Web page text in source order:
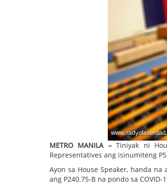
METRO MANILA –Tiniyak ni
Representatives ang isinumiteng
Ayon sa House Speaker, handa
ang P240.75-B na pondo sa COVID-